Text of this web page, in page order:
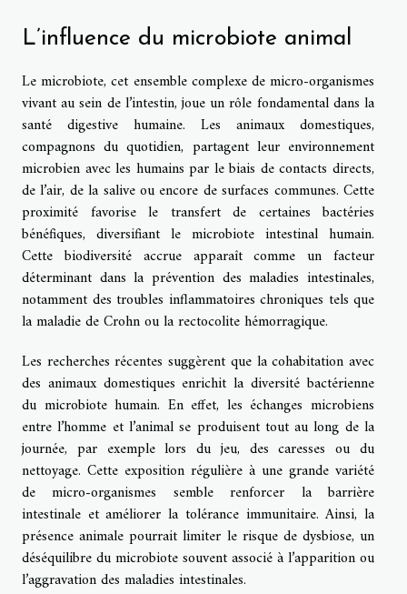
L’influence du microbiote animal
Le microbiote, cet ensemble complexe de micro-organismes
vivant au sein de l’intestin, joue un rôle fondamental dans la
santé digestive humaine. Les animaux domestiques,
compagnons du quotidien, partagent leur environnement
microbien avec les humains par le biais de contacts directs,
de l’air, de la salive ou encore de surfaces communes. Cette
proximité favorise le transfert de certaines bactéries
bénéfiques, diversifiant le microbiote intestinal humain.
Cette biodiversité accrue apparaît comme un facteur
déterminant dans la prévention des maladies intestinales,
notamment des troubles inflammatoires chroniques tels que
la maladie de Crohn ou la rectocolite hémorragique.
Les recherches récentes suggèrent que la cohabitation avec
des animaux domestiques enrichit la diversité bactérienne
du microbiote humain. En effet, les échanges microbiens
entre l’homme et l’animal se produisent tout au long de la
journée, par exemple lors du jeu, des caresses ou du
nettoyage. Cette exposition régulière à une grande variété
de micro-organismes semble renforcer la barrière
intestinale et améliorer la tolérance immunitaire. Ainsi, la
présence animale pourrait limiter le risque de dysbiose, un
déséquilibre du microbiote souvent associé à l’apparition ou
l’aggravation des maladies intestinales.